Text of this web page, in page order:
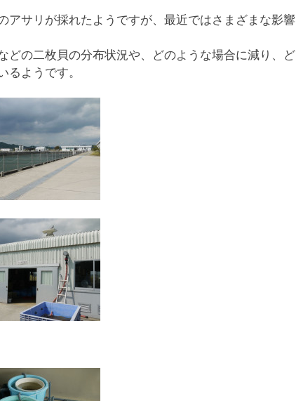
サリが採れたようですが、最近ではさまざまな影響
どの二枚貝の分布状況や、どのような場合に減り、ど
ようです。